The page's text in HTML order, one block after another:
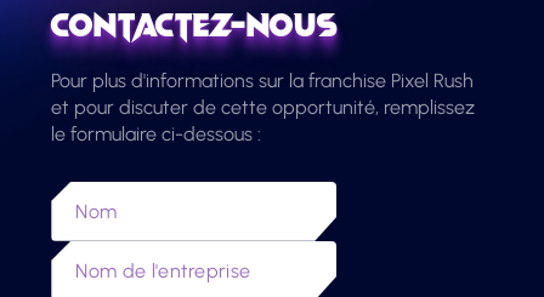
Contactez-Nous
Pour plus d'informations sur la franchise Pixel Rush
et pour discuter de cette opportunité, remplissez
le formulaire ci-dessous :